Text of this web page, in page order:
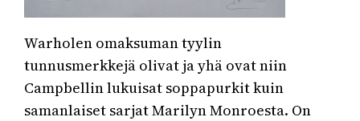
Warholen omaksuman tyylin
tunnusmerkkejä olivat ja yhä ovat niin
Campbellin lukuisat soppapurkit kuin
samanlaiset sarjat Marilyn Monroesta. On